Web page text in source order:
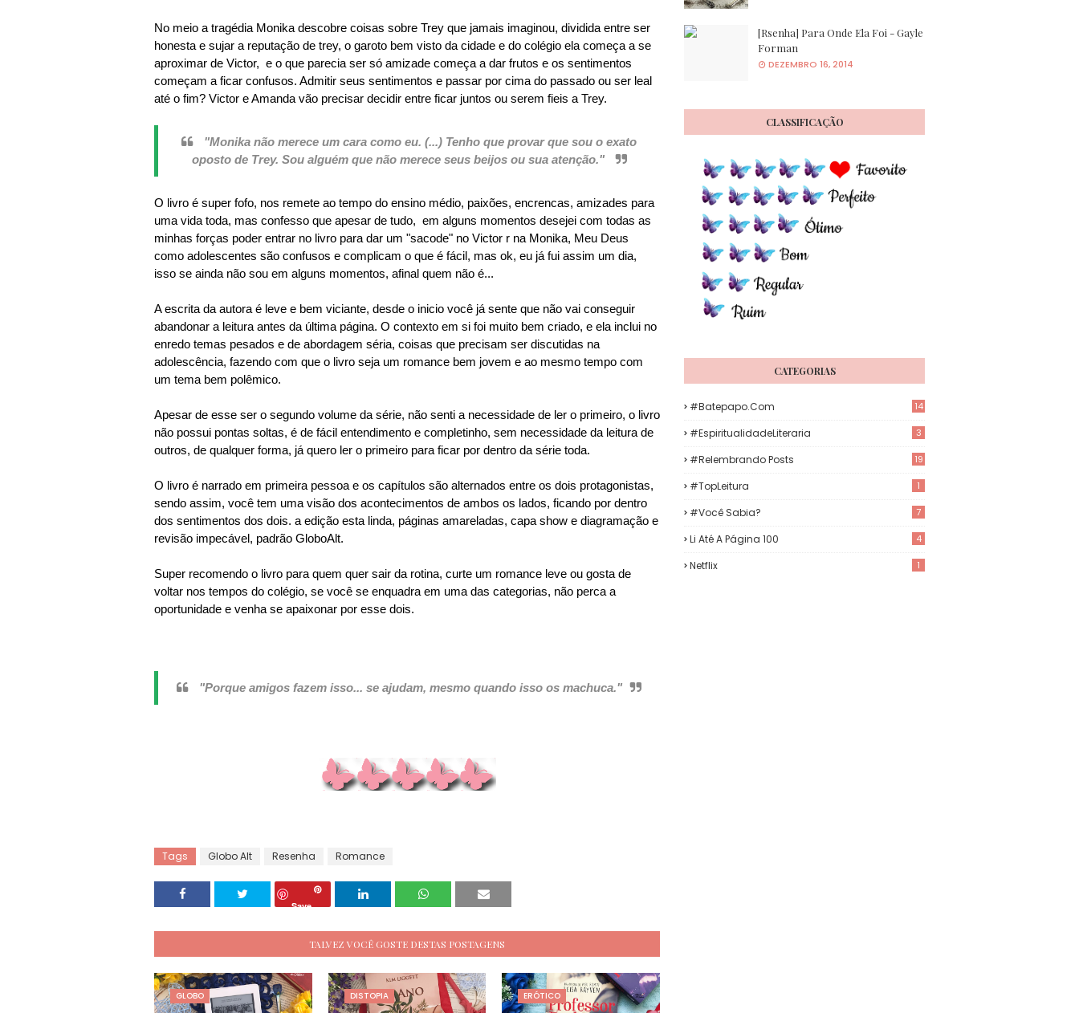
No meio a tragédia Monika descobre coisas sobre Trey que jamais imaginou, dividida entre ser
honesta e sujar a reputação de trey, o garoto bem visto da cidade e do colégio ela começa a se
aproximar de Victor, e o que parecia ser só amizade começa a dar frutos e os sentimentos
começam a ficar confusos. Admitir seus sentimentos e passar por cima do passado ou ser leal
até o fim? Victor e Amanda vão precisar decidir entre ficar juntos ou serem fieis a Trey.
"Monika não merece um cara como eu. (...) Tenho que provar que sou o exato
oposto de Trey. Sou alguém que não merece seus beijos ou sua atenção."
O livro é super fofo, nos remete ao tempo do ensino médio, paixões, encrencas, amizades para
uma vida toda, mas confesso que apesar de tudo, em alguns momentos desejei com todas as
minhas forças poder entrar no livro para dar um "sacode" no Victor r na Monika, Meu Deus
como adolescentes são confusos e complicam o que é fácil, mas ok, eu já fui assim um dia,
isso se ainda não sou em alguns momentos, afinal quem não é...
A escrita da autora é leve e bem viciante, desde o inicio você já sente que não vai conseguir
abandonar a leitura antes da última página. O contexto em si foi muito bem criado, e ela inclui no
enredo temas pesados e de abordagem séria, coisas que precisam ser discutidas na
adolescência, fazendo com que o livro seja um romance bem jovem e ao mesmo tempo com
um tema bem polêmico.
Apesar de esse ser o segundo volume da série, não senti a necessidade de ler o primeiro, o livro
não possui pontas soltas, é de fácil entendimento e completinho, sem necessidade da leitura de
outros, de qualquer forma, já quero ler o primeiro para ficar por dentro da série toda.
O livro é narrado em primeira pessoa e os capítulos são alternados entre os dois protagonistas,
sendo assim, você tem uma visão dos acontecimentos de ambos os lados, ficando por dentro
dos sentimentos dos dois. a edição esta linda, páginas amareladas, capa show e diagramação e
revisão impecável, padrão GloboAlt.
Super recomendo o livro para quem quer sair da rotina, curte um romance leve ou gosta de
voltar nos tempos do colégio, se você se enquadra em uma das categorias, não perca a
oportunidade e venha se apaixonar por esse dois.
"Porque amigos fazem isso... se ajudam, mesmo quando isso os machuca."
Tags Globo Alt Resenha Romance
Save
TALVEZ VOCÊ GOSTE DESTAS POSTAGENS
GLOBO DISTOPIA ERÓTICO
[Rsenha] Para Onde Ela Foi - Gayle
Forman
DEZEMBRO 16, 2014
CLASSIFICAÇÃO
CATEGORIAS
#Batepapo.com 14
#EspiritualidadeLiteraria 3
#Relembrando Posts 19
#TopLeitura 1
#Você Sabia? 7
Li Até A Página 100 4
Netflix 1